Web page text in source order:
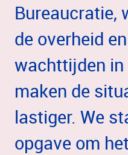
Bureaucratie,
de overheid
wachttijden in
maken de
lastiger. We
opgave om